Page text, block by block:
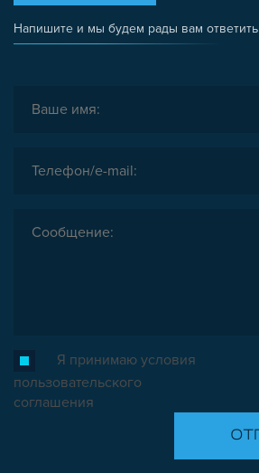
Напишите и мы будем рады вам ответить
Я принимаю условия
пользовательского
соглашения